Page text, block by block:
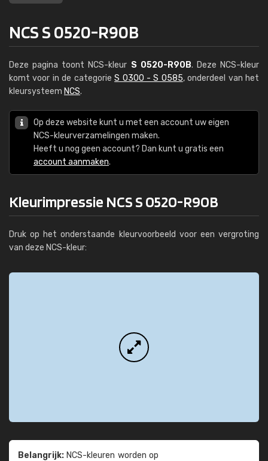
NCS S 0520-R90B
Deze pagina toont NCS-kleur S 0520-R90B. Deze NCS-kleur
komt voor in de categorieS 0300 - S 0585, onderdeel van het
kleursysteem NCS.
Op deze website kunt u met een account uw eigen
NCS-kleurverzamelingen maken.
Heeft u nog geen account? Dan kunt u gratis een
account aanmaken.
Kleurimpressie NCS S 0520-R90B
Druk op het onderstaande kleurvoorbeeld voor een vergroting
van deze NCS-kleur:
Belangrijk: NCS-kleuren worden op